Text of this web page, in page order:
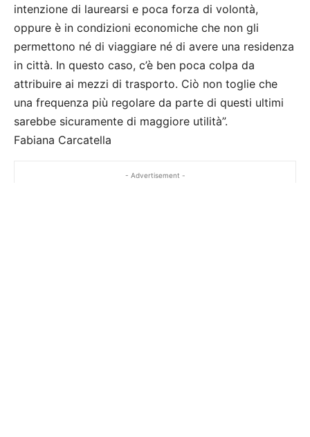
intenzione di laurearsi e poca forza di volontà,
oppure è in condizioni economiche che non gli
permettono né di viaggiare né di avere una residenza
in città. In questo caso, c’è ben poca colpa da
attribuire ai mezzi di trasporto. Ciò non toglie che
una frequenza più regolare da parte di questi ultimi
sarebbe sicuramente di maggiore utilità”.
Fabiana Carcatella
- Advertisement -